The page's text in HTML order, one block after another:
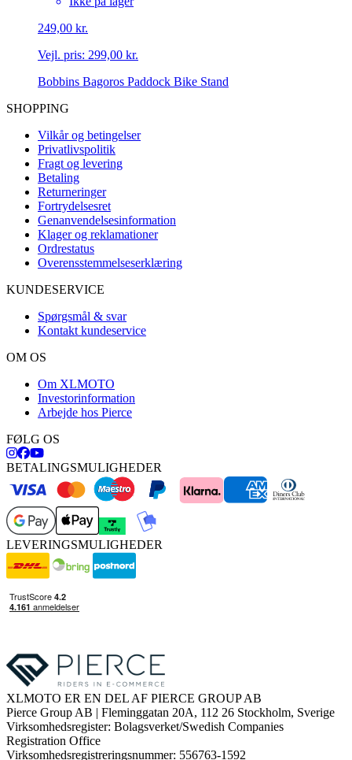
249,00 kr.
Vejl. pris: 299,00 kr.
Bobbins Bagoros Paddock Bike Stand
SHOPPING
Vilkår og betingelser
Privatlivspolitik
Fragt og levering
Betaling
Returneringer
Fortrydelsesret
Genanvendelsesinformation
Klager og reklamationer
Ordrestatus
Overensstemmelseserklæring
KUNDESERVICE
Spørgsmål & svar
Kontakt kundeservice
OM OS
Om XLMOTO
Investorinformation
Arbejde hos Pierce
FØLG OS
BETALINGSMULIGHEDER
LEVERINGSMULIGHEDER
XLMOTO ER EN DEL AF PIERCE GROUP AB
Pierce Group AB | Fleminggatan 20A, 112 26 Stockholm, Sverige
Virksomhedsregister: Bolagsverket/Swedish Companies
Registration Office
Virksomhedsregistreringsnummer: 556763-1592